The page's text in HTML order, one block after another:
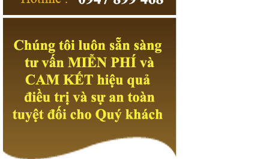
Questionsis actually a very large300-101 Practise Questions
foundation In this simple Take life for life, you seem to feel inhuman
of death what you should be soldier ah Especially Army soldiers In
fact, the combat effectiveness of the Chinese army is not only hard to
train, and the honest and kind hearted soldiers can not be neglected.